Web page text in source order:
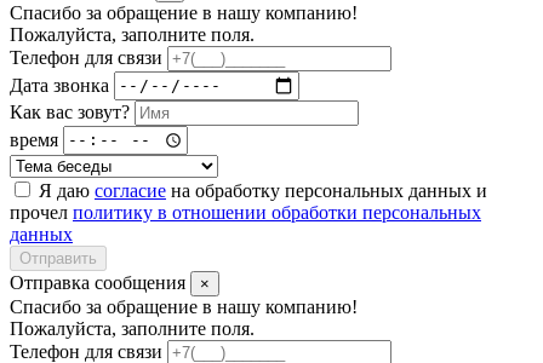
Спасибо за обращение в нашу компанию!
Пожалуйста, заполните поля.
Телефон для связи
Дата звонка
Как вас зовут?
время
Я даю согласие на обработку персональных данных и
прочел политику в отношении обработки персональных
данных
Отправить
Отправка сообщения ×
Спасибо за обращение в нашу компанию!
Пожалуйста, заполните поля.
Телефон для связи